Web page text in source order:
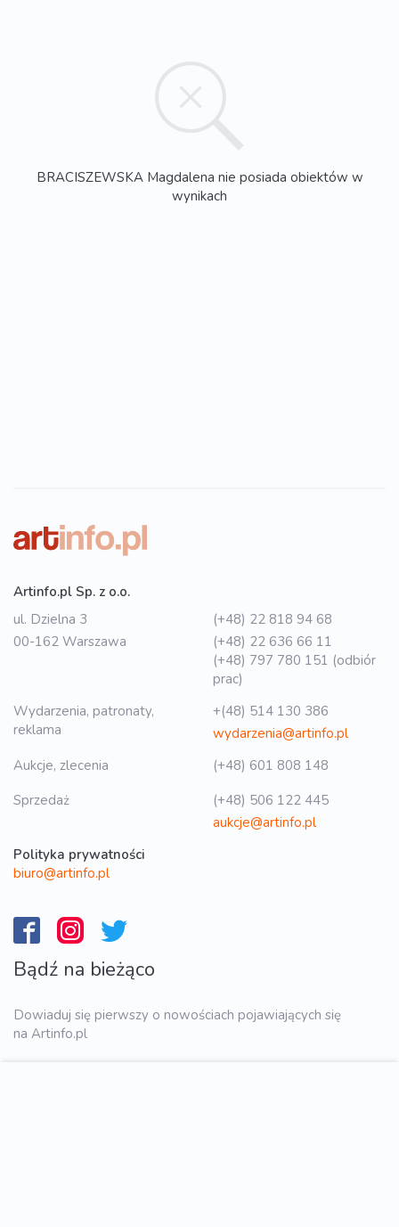
BRACISZEWSKA Magdalena nie posiada obiektów w
wynikach
Artinfo.pl Sp. z o.o.
ul. Dzielna 3
00-162 Warszawa
(+48) 22 818 94 68
(+48) 22 636 66 11
(+48) 797 780 151 (odbiór
prac)
Wydarzenia, patronaty,
reklama
+(48) 514 130 386
wydarzenia@artinfo.pl
Aukcje, zlecenia
(+48) 601 808 148
Sprzedaż
(+48) 506 122 445
aukcje@artinfo.pl
Polityka prywatności
biuro@artinfo.pl
Bądź na bieżąco
Dowiaduj się pierwszy o nowościach pojawiających się
na Artinfo.pl